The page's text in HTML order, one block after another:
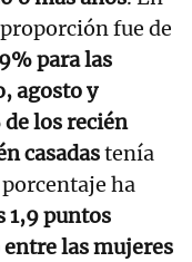
fue de
para las
agosto y
de los recién
casadastenía
porcentaje ha
1,9 puntos
las mujeres